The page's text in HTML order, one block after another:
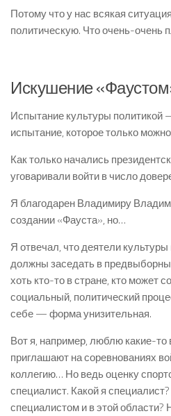
Потому что у нас всякая
политическую. Что очень-очень
Искушение
Испытание культуры политикой
испытание, которое только
Как только начались
уговаривали войти в число
Я благодарен Владимиру
создании «Фауста», но…
Я отвечал, что деятели
должны заседать в
хоть кто-то в стране, кто может
социальный, политический
себе — форма унизительная.
Вот я, например, люблю какие-
приглашают на соревнованиях
коллегию… Но ведь оценку
специалист. Какой я
специалистом и в этой области?